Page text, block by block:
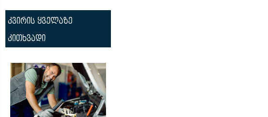
კვირის ყველაზე
კითხვადი